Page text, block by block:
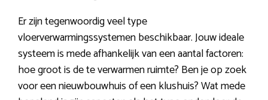
Er zijn tegenwoordig veel type
vloerverwarmingssystemen beschikbaar. Jouw ideale
systeem is mede afhankelijk van een aantal factoren:
hoe groot is de te verwarmen ruimte? Ben je op zoek
voor een nieuwbouwhuis of een klushuis? Wat mede